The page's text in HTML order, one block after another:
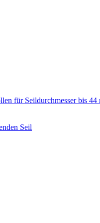
für Seildurchmesser bis 44
Seil